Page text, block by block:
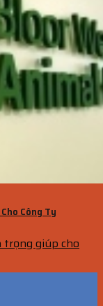
Công Ty
giúp cho